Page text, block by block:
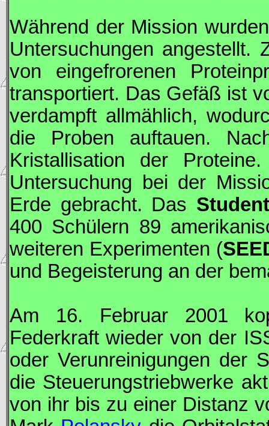
Während der Mission
Untersuchungen angestellt.
von eingefrorenen
transportiert. Das Gefäß ist
verdampft allmählich,
die Proben auftauen.
Kristallisation der
Untersuchung bei der
Erde gebracht. Das
400 Schülern 89
weiteren Experimenten (
und Begeisterung an der
Am 16. Februar 2001
Federkraft wieder von der
oder Verunreinigungen der
die Steuerungstriebwerke
von ihr bis zu einer Distanz